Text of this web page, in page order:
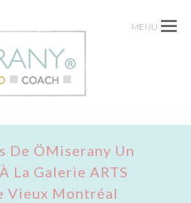
MENU
De ÖMiserany Un
La Galerie ARTS
Vieux Montréal